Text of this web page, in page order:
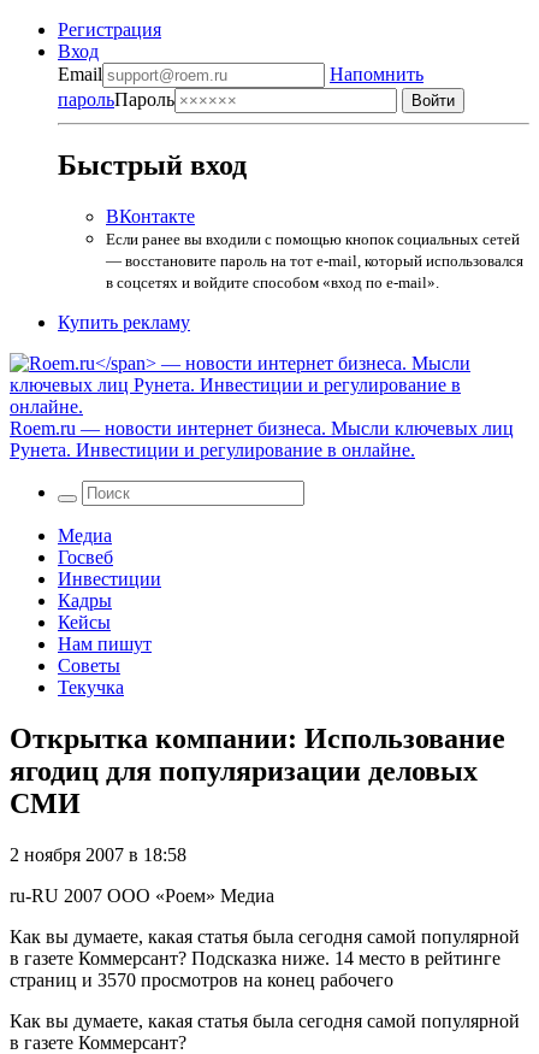
Регистрация
Вход
Email
Напомнить
парольПароль
Быстрый вход
ВКонтакте
Если ранее вы входили с помощью кнопок социальных сетей
— восстановите пароль на тот e-mail, который использовался
в соцсетях и войдите способом «вход по e-mail».
Купить рекламу
Roem.ru — новости интернет бизнеса. Мысли ключевых лиц
Рунета. Инвестиции и регулирование в онлайне.
Медиа
Госвеб
Инвестиции
Кадры
Кейсы
Нам пишут
Советы
Текучка
Открытка компании: Использование
ягодиц для популяризации деловых
СМИ
2 ноября 2007 в 18:58
ru-RU 2007 ООО «Роем» Медиа
Как вы думаете, какая статья была сегодня самой популярной
в газете Коммерсант? Подсказка ниже. 14 место в рейтинге
страниц и 3570 просмотров на конец рабочего
Как вы думаете, какая статья была сегодня самой популярной
в газете Коммерсант?